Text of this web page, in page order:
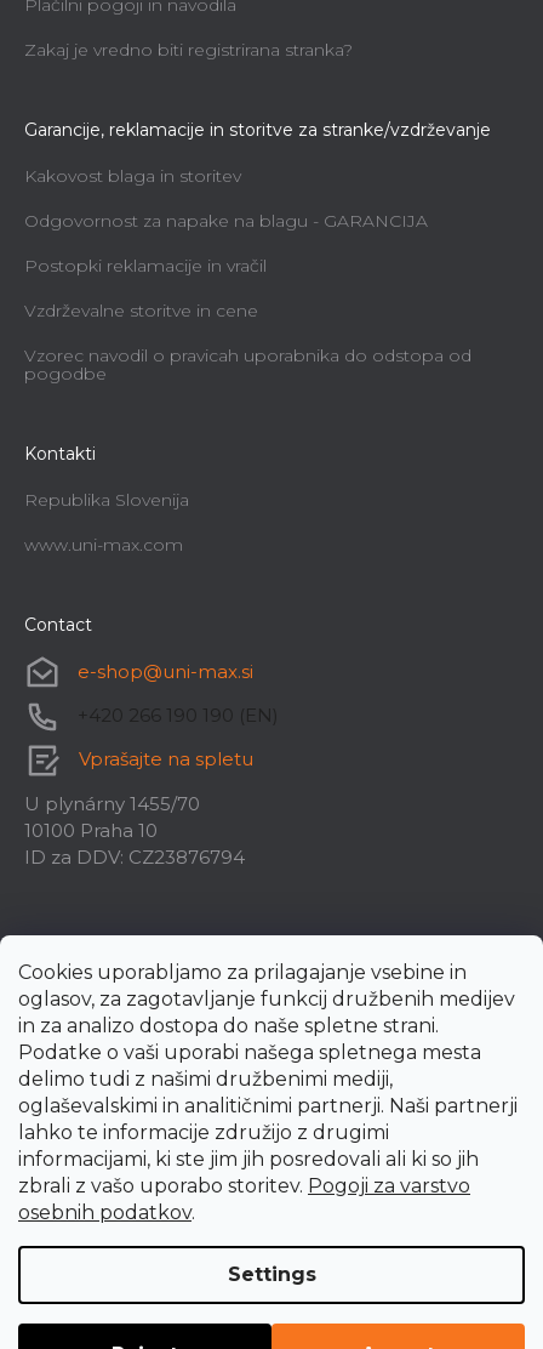
Cookies uporabljamo za prilagajanje vsebine in
oglasov, za zagotavljanje funkcij družbenih medijev
in za analizo dostopa do naše spletne strani.
Podatke o vaši uporabi našega spletnega mesta
delimo tudi z našimi družbenimi mediji,
oglaševalskimi in analitičnimi partnerji. Naši partnerji
lahko te informacije združijo z drugimi
informacijami, ki ste jim jih posredovali ali ki so jih
zbrali z vašo uporabo storitev. Pogoji za varstvo
osebnih podatkov.
Settings
Plačilni pogoji in navodila
Zakaj je vredno biti registrirana stranka?
Garancije, reklamacije in storitve za stranke/vzdrževanje
Kakovost blaga in storitev
Odgovornost za napake na blagu - GARANCIJA
Postopki reklamacije in vračil
Vzdrževalne storitve in cene
Vzorec navodil o pravicah uporabnika do odstopa od
pogodbe
Kontakti
Republika Slovenija
www.uni-max.com
Contact
e-shop@uni-max.si
+420 266 190 190 (EN)
Vprašajte na spletu
U plynárny 1455/70
10100 Praha 10
ID za DDV: CZ23876794
Created by Shoptet Premium
settings